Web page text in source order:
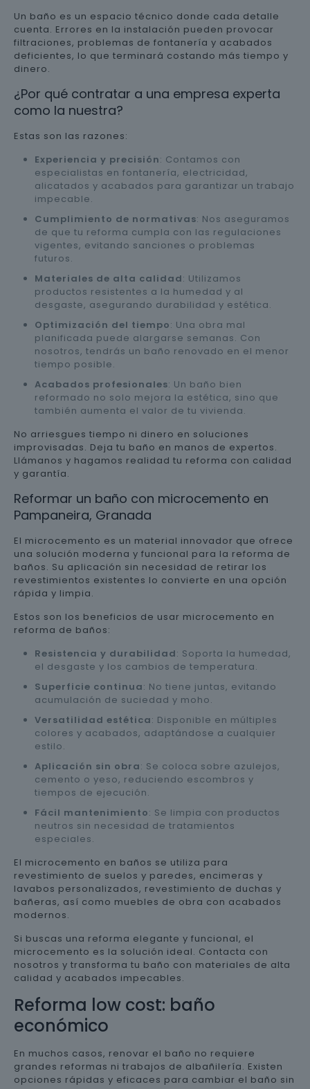
Un baño es un espacio técnico donde cada detalle
cuenta. Errores en la instalación pueden provocar
filtraciones, problemas de fontanería y acabados
deficientes, lo que terminará costando más tiempo y
dinero.
¿Por qué contratar a una empresa experta
como la nuestra?
Estas son las razones:
Experiencia y precisión: Contamos con
especialistas en fontanería, electricidad,
alicatados y acabados para garantizar un trabajo
impecable.
Cumplimiento de normativas: Nos aseguramos
de que tu reforma cumpla con las regulaciones
vigentes, evitando sanciones o problemas
futuros.
Materiales de alta calidad: Utilizamos
productos resistentes a la humedad y al
desgaste, asegurando durabilidad y estética.
Optimización del tiempo: Una obra mal
planificada puede alargarse semanas. Con
nosotros, tendrás un baño renovado en el menor
tiempo posible.
Acabados profesionales: Un baño bien
reformado no solo mejora la estética, sino que
también aumenta el valor de tu vivienda.
No arriesgues tiempo ni dinero en soluciones
improvisadas. Deja tu baño en manos de expertos.
Llámanos y hagamos realidad tu reforma con calidad
y garantía.
Reformar un baño con microcemento en
Pampaneira, Granada
El microcemento es un material innovador que ofrece
una solución moderna y funcional para la reforma de
baños. Su aplicación sin necesidad de retirar los
revestimientos existentes lo convierte en una opción
rápida y limpia.
Estos son los beneficios de usar microcemento en
reforma de baños:
Resistencia y durabilidad: Soporta la humedad,
el desgaste y los cambios de temperatura.
Superficie continua: No tiene juntas, evitando
acumulación de suciedad y moho.
Versatilidad estética: Disponible en múltiples
colores y acabados, adaptándose a cualquier
estilo.
Aplicación sin obra: Se coloca sobre azulejos,
cemento o yeso, reduciendo escombros y
tiempos de ejecución.
Fácil mantenimiento: Se limpia con productos
neutros sin necesidad de tratamientos
especiales.
El microcemento en baños se utiliza para
revestimiento de suelos y paredes, encimeras y
lavabos personalizados, revestimiento de duchas y
bañeras, así como muebles de obra con acabados
modernos.
Si buscas una reforma elegante y funcional, el
microcemento es la solución ideal. Contacta con
nosotros y transforma tu baño con materiales de alta
calidad y acabados impecables.
Reforma low cost: baño
económico
En muchos casos, renovar el baño no requiere
grandes reformas ni trabajos de albañilería. Existen
opciones rápidas y eficaces para cambiar el baño sin